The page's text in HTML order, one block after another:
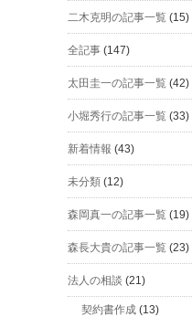
二木克明の記事一覧 (15)
全記事 (147)
太田圭一の記事一覧 (42)
小堀秀行の記事一覧 (33)
新着情報 (43)
未分類 (12)
森岡真一の記事一覧 (19)
森長大貴の記事一覧 (23)
法人の相談 (21)
契約書作成 (13)